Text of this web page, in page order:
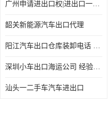
广州申请进出口权|进出口一站式
韶关新能源汽车出口代理
阳江汽车出口仓库装卸电话 经验丰富
深圳小车出口海运公司 经验丰富
汕头一二手车汽车进出口